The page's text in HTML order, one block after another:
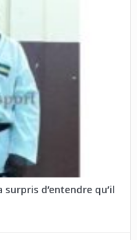
d’entendre qu’il